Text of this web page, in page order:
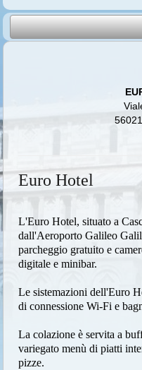
Euro Hotel
L'Euro Hotel, situato a
dall'Aeroporto Galileo
parcheggio gratuito e
digitale e minibar.
Le sistemazioni dell'Euro
di connessione Wi-Fi e
La colazione è servita a
variegato menù di piatti
pizze.